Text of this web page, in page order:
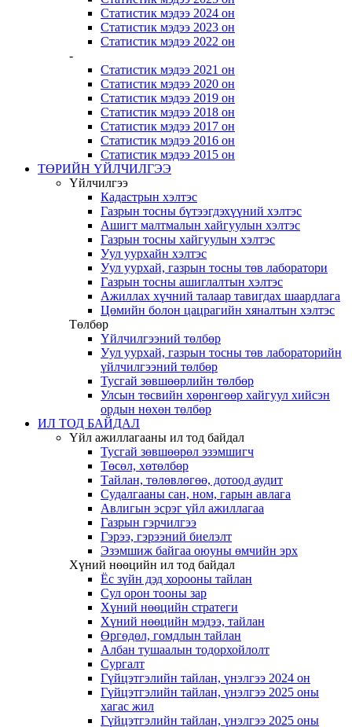
Статистик мэдээ 2024 он
Статистик мэдээ 2023 он
Статистик мэдээ 2022 он
-
Статистик мэдээ 2021 он
Статистик мэдээ 2020 он
Статистик мэдээ 2019 он
Статистик мэдээ 2018 он
Статистик мэдээ 2017 он
Статистик мэдээ 2016 он
Статистик мэдээ 2015 он
ТӨРИЙН ҮЙЛЧИЛГЭЭ
Үйлчилгээ
Кадастрын хэлтэс
Газрын тосны бүтээгдэхүүний хэлтэс
Ашигт малтмалын хайгуулын хэлтэс
Газрын тосны хайгуулын хэлтэс
Уул уурхайн хэлтэс
Уул уурхай, газрын тосны төв лаборатори
Газрын тосны ашиглалтын хэлтэс
Ажиллах хүчний талаар тавигдах шаардлага
Цөмийн болон цацрагийн хяналтын хэлтэс
Төлбөр
Үйлчилгээний төлбөр
Уул уурхай, газрын тосны төв лабораторийн
үйлчилгээний төлбөр
Тусгай зөвшөөрлийн төлбөр
Улсын төсвийн хөрөнгөөр хайгуул хийсэн
ордын нөхөн төлбөр
ИЛ ТОД БАЙДАЛ
Үйл ажиллагааны ил тод байдал
Тусгай зөвшөөрөл эзэмшигч
Төсөл, хөтөлбөр
Тайлан, төлөвлөгөө, дотоод аудит
Судалгааны сан, ном, гарын авлага
Авлигын эсрэг үйл ажиллагаа
Газрын гэрчилгээ
Гэрээ, гэрээний биелэлт
Эзэмшиж байгаа оюуны өмчийн эрх
Хүний нөөцийн ил тод байдал
Ёс зүйн дэд хорооны тайлан
Сул орон тооны зар
Хүний нөөцийн стратеги
Хүний нөөцийн мэдээ, тайлан
Өргөдөл, гомдлын тайлан
Албан тушаалын тодорхойлолт
Сургалт
Гүйцэтгэлийн тайлан, үнэлгээ 2024 он
Гүйцэтгэлийн тайлан, үнэлгээ 2025 оны
хагас жил
Гүйцэтгэлийн тайлан, үнэлгээ 2025 оны